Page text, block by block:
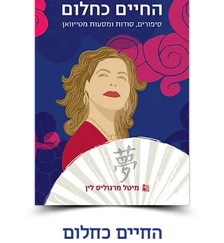
החיים כחלום